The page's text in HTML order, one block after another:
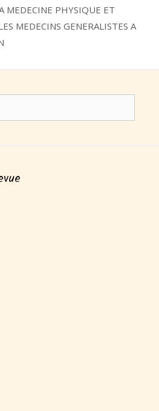
MEDECINE PHYSIQUE ET
MEDECINS GENERALISTES A